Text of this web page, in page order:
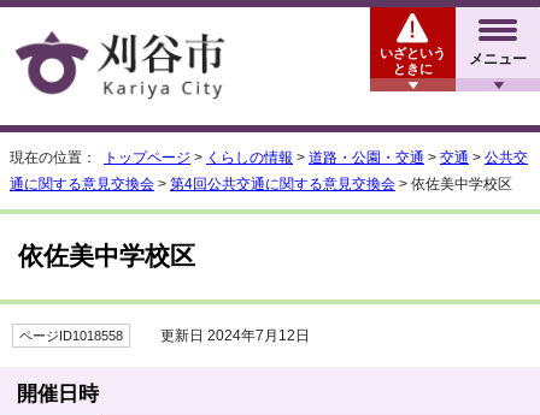
メニュー
いざという
ときに
現在の位置： トップページ > くらしの情報 > 道路・公園・交通 > 交通 > 公共交
通に関する意見交換会 > 第4回公共交通に関する意見交換会 > 依佐美中学校区
依佐美中学校区
ページID1018558 更新日 2024年7月12日
開催日時